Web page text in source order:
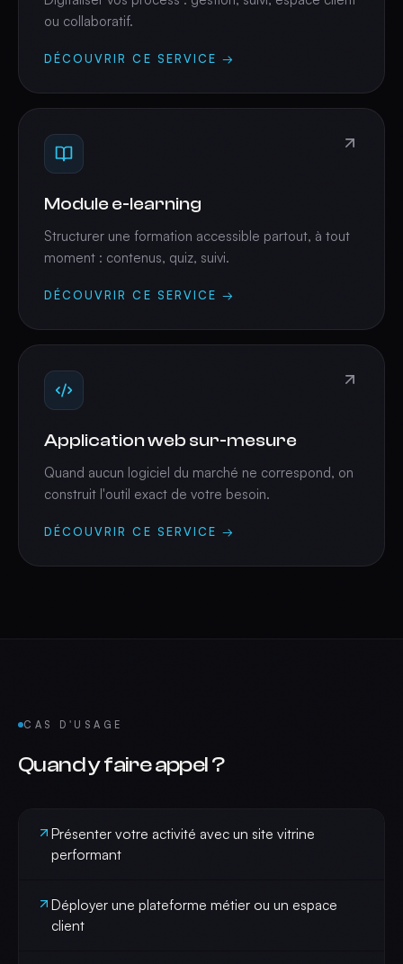
ou collaboratif.
DÉCOUVRIR CE SERVICE →
Module e-learning
Structurer une formation accessible partout, à tout
moment : contenus, quiz, suivi.
DÉCOUVRIR CE SERVICE →
Application web sur-mesure
Quand aucun logiciel du marché ne correspond, on
construit l'outil exact de votre besoin.
DÉCOUVRIR CE SERVICE →
CAS D'USAGE
Quand y faire appel ?
Présenter votre activité avec un site vitrine
performant
Déployer une plateforme métier ou un espace
client